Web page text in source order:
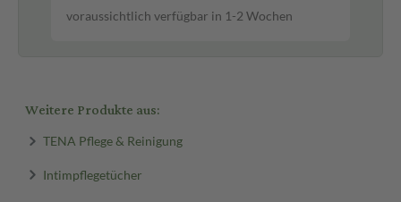
voraussichtlich verfügbar in 1-2 Wochen
Weitere Produkte aus:
TENA Pflege & Reinigung
Intimpflegetücher